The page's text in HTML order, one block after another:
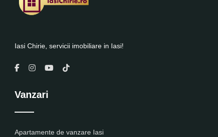
Iasi Chirie, servicii imobiliare in Iasi!
Vanzari
Apartamente de vanzare Iasi